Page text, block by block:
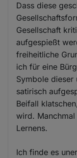
Dass diese
Gesellschaft
aufgespießt
freiheitliche
ich für eine
Symbole dieser
satirisch
Beifall
wird.
Lernens.
Ich finde es